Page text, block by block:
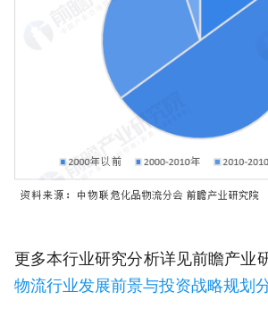
更多本行业研究分析详见前瞻产业
物流行业发展前景与投资战略规划